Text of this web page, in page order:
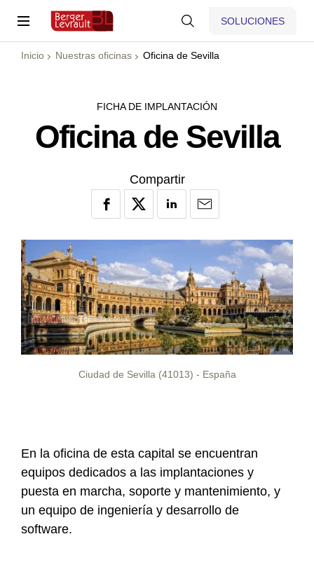
SOLUCIONES
Inicio Nuestras oficinas Oficina de Sevilla
FICHA DE IMPLANTACIÓN
Oficina de Sevilla
Compartir
Ciudad de Sevilla (41013) - España
En la oficina de esta capital se encuentran
equipos dedicados a las implantaciones y
puesta en marcha, soporte y mantenimiento, y
un equipo de ingeniería y desarrollo de
software.